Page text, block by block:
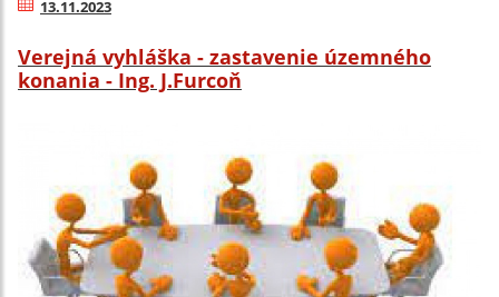
13.11.2023
Verejná vyhláška - zastavenie územného
konania - Ing. J.Furcoň